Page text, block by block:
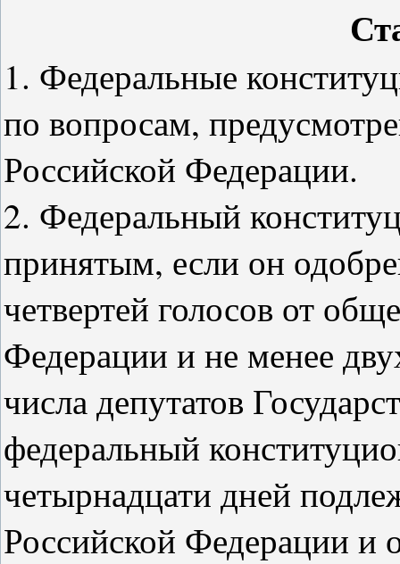
1. Федеральные
по вопросам,
Российской Федерации.
2. Федеральный
принятым, если он
четвертей голосов от
Федерации и не менее
числа депутатов
федеральный
четырнадцати дней
Российской Федерации и